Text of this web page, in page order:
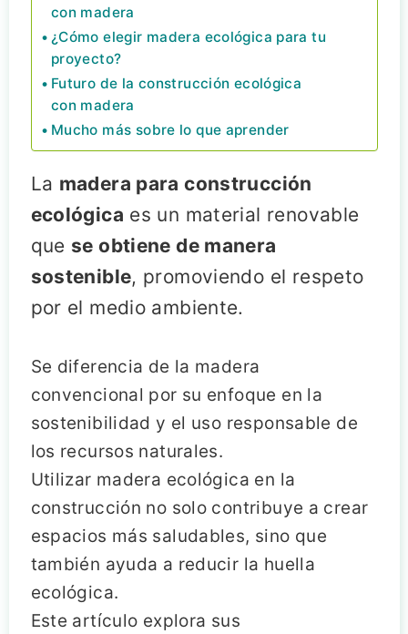
con madera
¿Cómo elegir madera ecológica para tu
proyecto?
Futuro de la construcción ecológica
con madera
Mucho más sobre lo que aprender
La madera para construcción
ecológica es un material renovable
que se obtiene de manera
sostenible, promoviendo el respeto
por el medio ambiente.
Se diferencia de la madera
convencional por su enfoque en la
sostenibilidad y el uso responsable de
los recursos naturales.
Utilizar madera ecológica en la
construcción no solo contribuye a crear
espacios más saludables, sino que
también ayuda a reducir la huella
ecológica.
Este artículo explora sus